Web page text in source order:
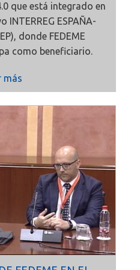
que está integrado en
INTERREG ESPAÑA-
donde FEDEME
como beneficiario.
más